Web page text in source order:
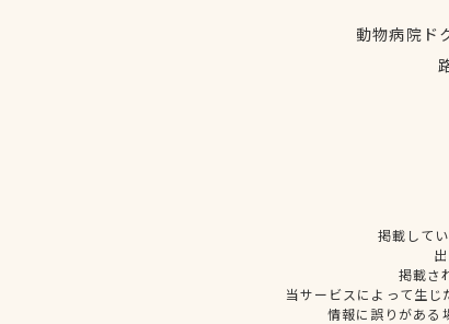
動物病院ド
掲載して
掲載さ
当サービスによって生
情報に誤りがある